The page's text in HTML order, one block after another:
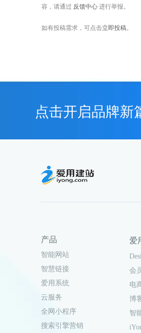
容，请通过 反馈中心 进行举报。
如有投稿需求，可点击立即投稿。
点击开启品牌新
爱
会
电
博
智
产品
智能网站
智慧链接
爱用系统
云服务
全网小程序
搜索引擎营销